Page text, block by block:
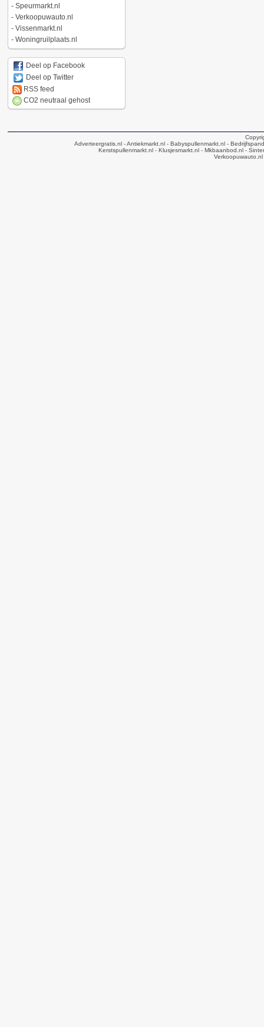
- Speurmarkt.nl
- Verkoopuwauto.nl
- Vissenmarkt.nl
- Woningruilplaats.nl
Deel op Facebook
Deel op Twitter
RSS feed
CO2 neutraal gehost
Adverteergratis.nl - Antiekmarkt.nl - Babyspullenmarkt.nl -
Kerstspullenmarkt.nl- Klusjesmarkt.nl- Mkbaanbod.nl-
Verkoopuwauto.nl